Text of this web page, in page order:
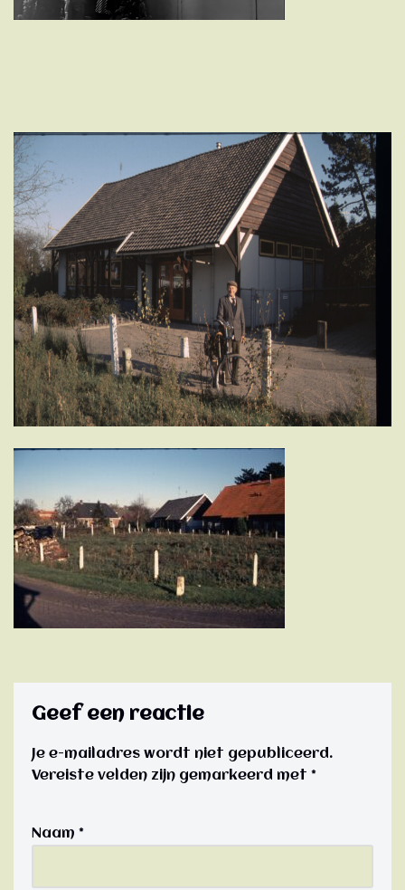
Geef een reactie
Je e-mailadres wordt niet gepubliceerd.
Vereiste velden zijn gemarkeerd met *
Naam *